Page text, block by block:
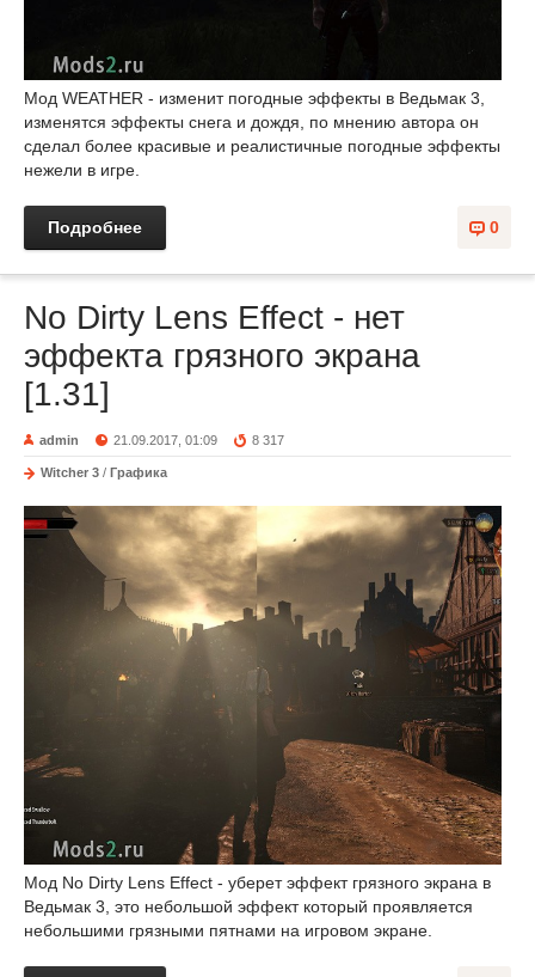
Мод WEATHER - изменит погодные эффекты в Ведьмак 3,
изменятся эффекты снега и дождя, по мнению автора он
сделал более красивые и реалистичные погодные эффекты
нежели в игре.
0
Подробнее
No Dirty Lens Effect - нет
эффекта грязного экрана
[1.31]
admin 21.09.2017, 01:09 8 317
Witcher 3 / Графика
Мод No Dirty Lens Effect - уберет эффект грязного экрана в
Ведьмак 3, это небольшой эффект который проявляется
небольшими грязными пятнами на игровом экране.